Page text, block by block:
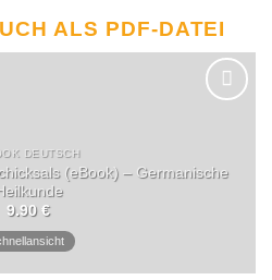
ALS PDF-DATEI
DEUTSCH
(eBook) – Germanische
9.90 €